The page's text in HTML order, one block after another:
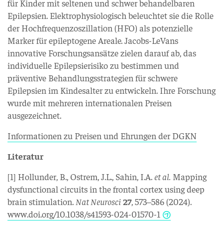
für Kinder mit seltenen und schwer behandelbaren
Epilepsien. Elektrophysiologisch beleuchtet sie die Rolle
der Hochfrequenzoszillation (HFO) als potenzielle
Marker für epileptogene Areale. Jacobs-LeVans
innovative Forschungsansätze zielen darauf ab, das
individuelle Epilepsierisiko zu bestimmen und
präventive Behandlungsstrategien für schwere
Epilepsien im Kindesalter zu entwickeln. Ihre Forschung
wurde mit mehreren internationalen Preisen
ausgezeichnet.
Informationen zu Preisen und Ehrungen der DGKN
Literatur
[1] Hollunder, B., Ostrem, J.L., Sahin, I.A.et al. Mapping
dysfunctional circuits in the frontal cortex using deep
brain stimulation. Nat Neurosci27, 573–586 (2024).
www.doi.org/10.1038/s41593-024-01570-1